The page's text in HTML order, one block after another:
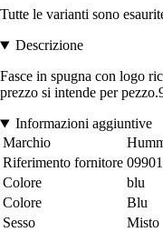
Tutte le varianti sono
Descrizione
Fasce in spugna con logo
prezzo si intende per
Informazioni aggiuntive
Marchio
Riferimento fornitore
Colore
blu
Colore
Blu
Sesso
Misto